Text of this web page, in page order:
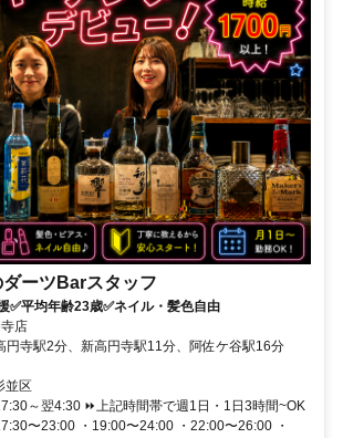
ーツBarスタッフ
✅平均年齢23歳✅ネイル・髪色自由
店
円寺駅2分、新高円寺駅11分、阿佐ケ谷駅16分
並区
～翌4:30 ⏩上記時間帯で週1日・1日3時間~OK
〜23:00 ・19:00〜24:00 ・22:00〜26:00 ・